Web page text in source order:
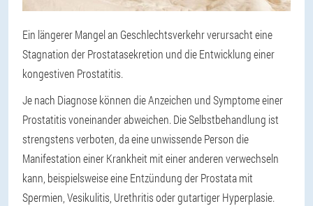
Ein längerer Mangel an Geschlechtsverkehr verursacht eine
Stagnation der Prostatasekretion und die Entwicklung einer
kongestiven Prostatitis.
Je nach Diagnose können die Anzeichen und Symptome einer
Prostatitis voneinander abweichen. Die Selbstbehandlung ist
strengstens verboten, da eine unwissende Person die
Manifestation einer Krankheit mit einer anderen verwechseln
kann, beispielsweise eine Entzündung der Prostata mit
Spermien, Vesikulitis, Urethritis oder gutartiger Hyperplasie.